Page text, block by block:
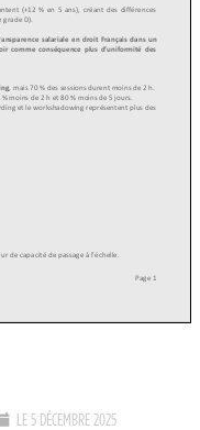
LE 5 DÉCEMBRE 2025